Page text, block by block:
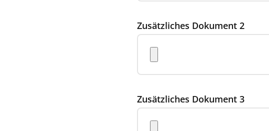
Zusätzliches Dokument 2
Zusätzliches Dokument 3